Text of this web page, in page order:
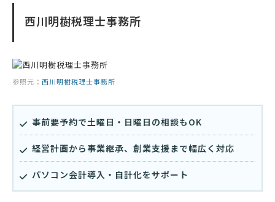
西川明樹税理士事務所
参照元： 西川明樹税理士事務所
事前要予約で土曜日・日曜日の相談もOK
経営計画から事業継承、創業支援まで幅広く対応
パソコン会計導入・自計化をサポート